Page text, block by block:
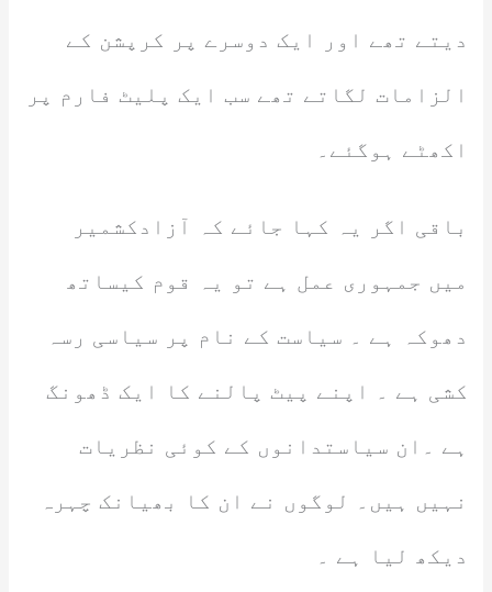
دیتے تھے اور ایک دوسرے پر کرپشن کے
الزامات لگاتے تھے سب ایک پلیٹ فارم پر
اکھٹے ہوگئے۔
باقی اگر یہ کہا جائے کہ آزادکشمیر
میں جمہوری عمل ہے تو یہ قوم کیساتھ
دھوکہ ہے ۔ سیاست کے نام پر سیاسی رسہ
کشی ہے ۔ اپنے پیٹ پالنے کا ایک ڈھونگ
ہے ۔ان سیاستدانوں کے کوئی نظریات
نہیں ہیں۔ لوگوں نے ان کا بھیانک چہرہ
دیکھ لیا ہے ۔